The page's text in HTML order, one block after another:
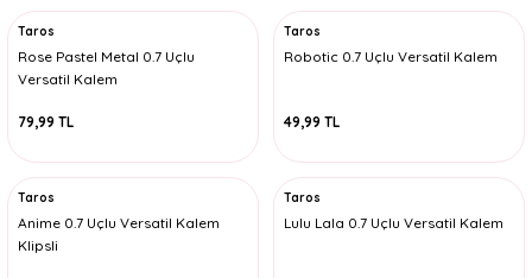
Taros
Rose Pastel Metal 0.7 Uçlu
Versatil Kalem
79,99 TL
Taros
Robotic 0.7 Uçlu Versatil Kalem
49,99 TL
Taros
Anime 0.7 Uçlu Versatil Kalem
Klipsli
Taros
Lulu Lala 0.7 Uçlu Versatil Kalem